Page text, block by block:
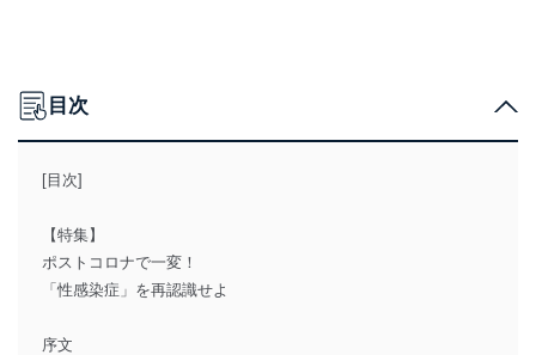
目次
[目次]
【特集】
ポストコロナで一変！
「性感染症」を再認識せよ
序文